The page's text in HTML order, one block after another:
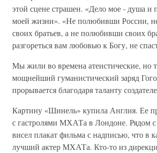
этой сцене страшен. «Дело мое - душа и
моей жизни». «Не полюбивши России,
своих братьев, а не полюбивши своих
разгореться вам любовью к Богу, не
Мы жили во времена атеистические, но
мощнейший гуманистический заряд
прорывается благодаря таланту
Картину «Шинель» купила Англия. Ее
с гастролями МХАТа в Лондоне. Рядом с
висел плакат фильма с надписью, что в
лучший актер МХАТа. Кто-то из